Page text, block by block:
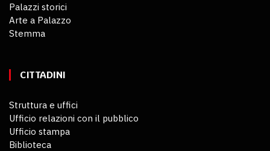
Palazzi storici
Arte a Palazzo
Stemma
CITTADINI
Struttura e uffici
Ufficio relazioni con il pubblico
Ufficio stampa
Biblioteca